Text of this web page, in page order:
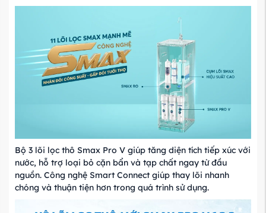
Bộ 3 lõi lọc thô Smax Pro V giúp tăng diện tích tiếp xúc với
nước, hỗ trợ loại bỏ cặn bẩn và tạp chất ngay từ đầu
nguồn. Công nghệ Smart Connect giúp thay lõi nhanh
chóng và thuận tiện hơn trong quá trình sử dụng.